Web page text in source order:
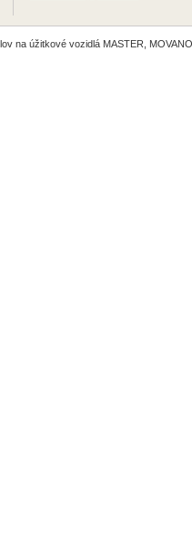
na úžitkové vozidlá MASTER,